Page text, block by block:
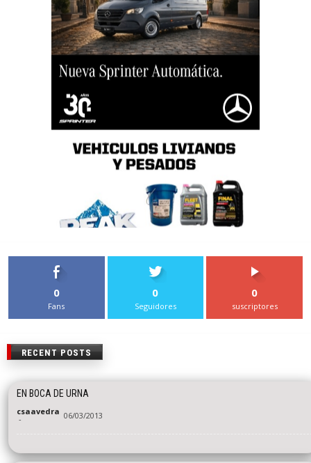
0
Fans
0
Seguidores
0
suscriptores
RECENT POSTS
EN BOCA DE URNA
csaavedra
- 06/03/2013